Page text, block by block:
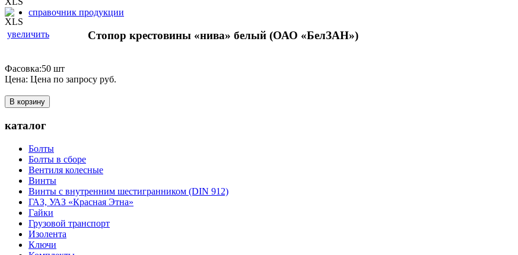
справочник продукции
увеличить Стопор крестовины «нива» белый (ОАО «БелЗАН»)
Фасовка:50 шт
Цена: Цена по запросу руб.
В корзину
каталог
Болты
Болты в сборе
Вентиля колесные
Винты
Винты с внутренним шестигранником (DIN 912)
ГАЗ, УАЗ «Красная Этна»
Гайки
Грузовой транспорт
Изолента
Ключи